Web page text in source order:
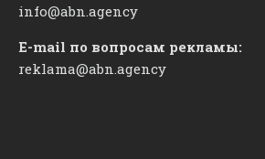
info@abn.agency
E-mail по вопросам рекламы:
reklama@abn.agency